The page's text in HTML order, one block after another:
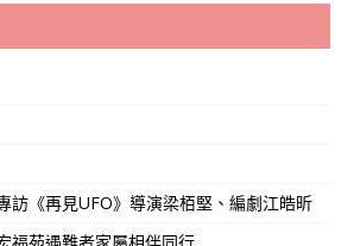
訪《再見UFO》導演梁栢堅、編劇江皓昕